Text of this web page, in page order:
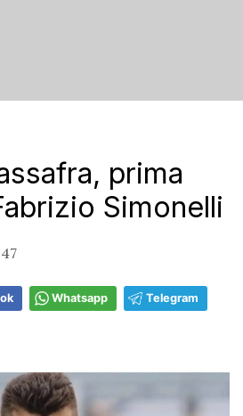
prima
Simonelli
Whatsapp Telegram